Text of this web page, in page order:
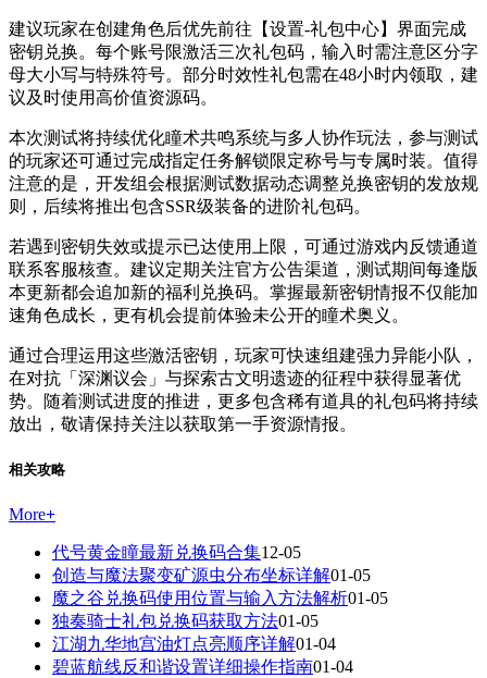
建议玩家在创建角色后优先前往【设置-礼包中心】界面完成
密钥兑换。每个账号限激活三次礼包码，输入时需注意区分字
母大小写与特殊符号。部分时效性礼包需在48小时内领取，建
议及时使用高价值资源码。
本次测试将持续优化瞳术共鸣系统与多人协作玩法，参与测试
的玩家还可通过完成指定任务解锁限定称号与专属时装。值得
注意的是，开发组会根据测试数据动态调整兑换密钥的发放规
则，后续将推出包含SSR级装备的进阶礼包码。
若遇到密钥失效或提示已达使用上限，可通过游戏内反馈通道
联系客服核查。建议定期关注官方公告渠道，测试期间每逢版
本更新都会追加新的福利兑换码。掌握最新密钥情报不仅能加
速角色成长，更有机会提前体验未公开的瞳术奥义。
通过合理运用这些激活密钥，玩家可快速组建强力异能小队，
在对抗「深渊议会」与探索古文明遗迹的征程中获得显著优
势。随着测试进度的推进，更多包含稀有道具的礼包码将持续
放出，敬请保持关注以获取第一手资源情报。
相关攻略
More+
代号黄金瞳最新兑换码合集12-05
创造与魔法聚变矿源虫分布坐标详解01-05
魔之谷兑换码使用位置与输入方法解析01-05
独奏骑士礼包兑换码获取方法01-05
江湖九华地宫油灯点亮顺序详解01-04
碧蓝航线反和谐设置详细操作指南01-04